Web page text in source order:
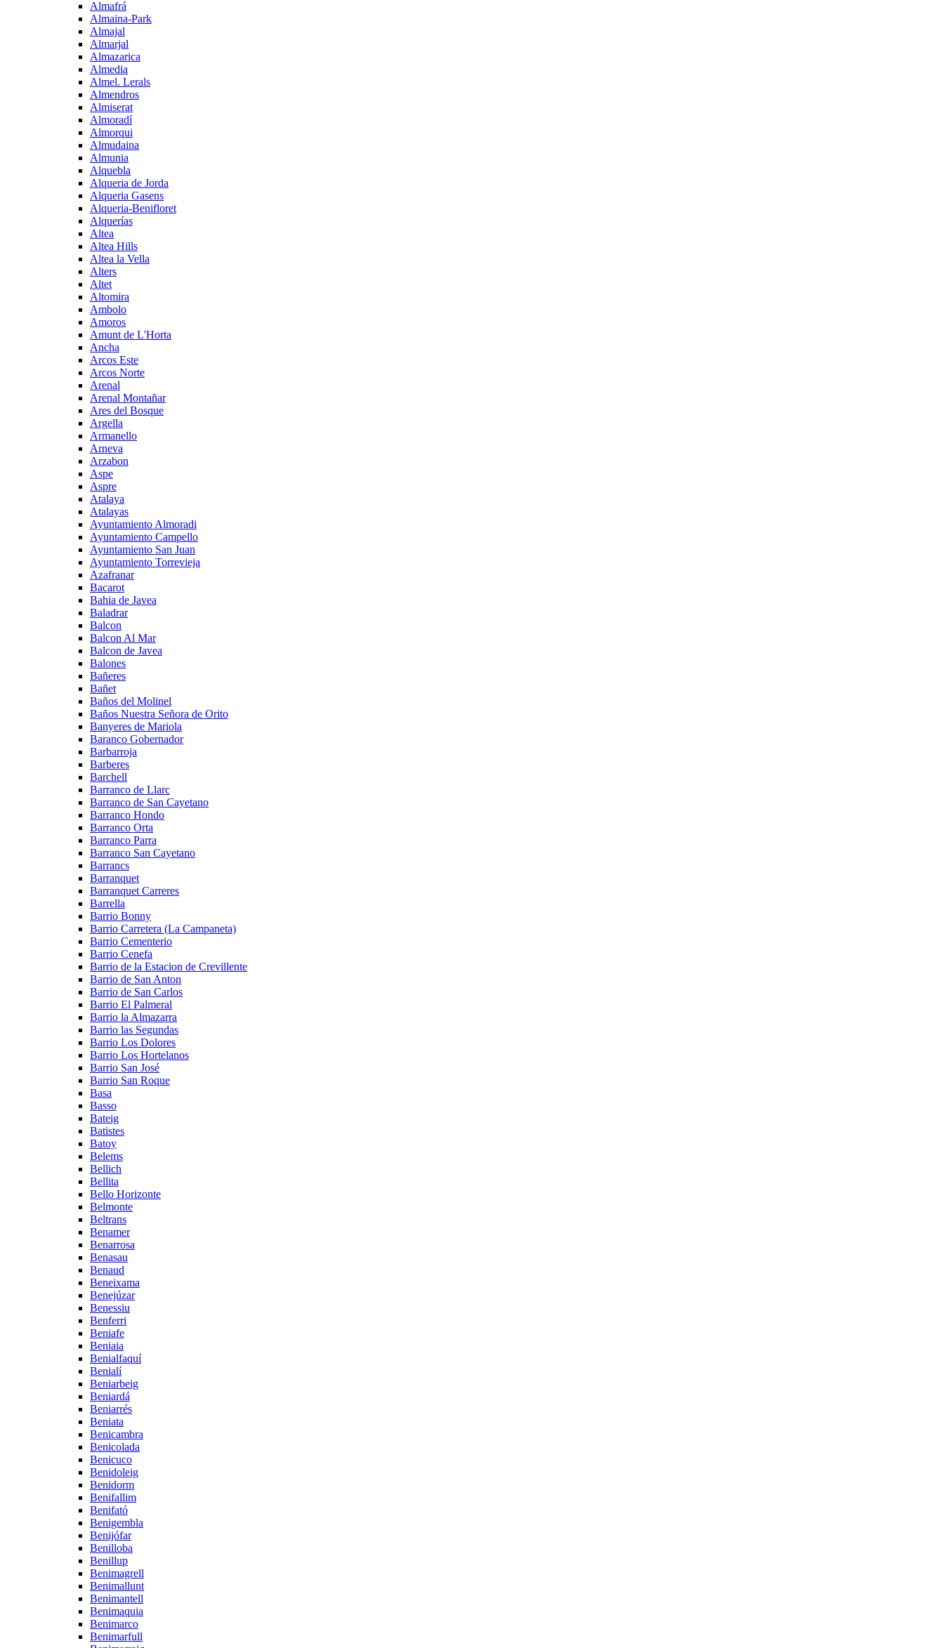
Almafrá
Almaina-Park
Almajal
Almarjal
Almazarica
Almedia
Almel. Lerals
Almendros
Almiserat
Almoradí
Almorqui
Almudaina
Almunia
Alquebla
Alqueria de Jorda
Alqueria Gasens
Alqueria-Benifloret
Alquerías
Altea
Altea Hills
Altea la Vella
Alters
Altet
Altomira
Ambolo
Amoros
Amunt de L'Horta
Ancha
Arcos Este
Arcos Norte
Arenal
Arenal Montañar
Ares del Bosque
Argella
Armanello
Arneva
Arzabon
Aspe
Aspre
Atalaya
Atalayas
Ayuntamiento Almoradi
Ayuntamiento Campello
Ayuntamiento San Juan
Ayuntamiento Torrevieja
Azafranar
Bacarot
Bahia de Javea
Baladrar
Balcon
Balcon Al Mar
Balcon de Javea
Balones
Bañeres
Bañet
Baños del Molinel
Baños Nuestra Señora de Orito
Banyeres de Mariola
Baranco Gobernador
Barbarroja
Barberes
Barchell
Barranco de Llarc
Barranco de San Cayetano
Barranco Hondo
Barranco Orta
Barranco Parra
Barranco San Cayetano
Barrancs
Barranquet
Barranquet Carreres
Barrella
Barrio Bonny
Barrio Carretera (La Campaneta)
Barrio Cementerio
Barrio Cenefa
Barrio de la Estacion de Crevillente
Barrio de San Anton
Barrio de San Carlos
Barrio El Palmeral
Barrio la Almazarra
Barrio las Segundas
Barrio Los Dolores
Barrio Los Hortelanos
Barrio San José
Barrio San Roque
Basa
Basso
Bateig
Batistes
Batoy
Belems
Bellich
Bellita
Bello Horizonte
Belmonte
Beltrans
Benamer
Benarrosa
Benasau
Benaud
Beneixama
Benejúzar
Benessiu
Benferri
Beniafe
Beniaia
Benialfaquí
Benialí
Beniarbeig
Beniardá
Beniarrés
Beniata
Benicambra
Benicolada
Benicuco
Benidoleig
Benidorm
Benifallim
Benifató
Benigembla
Benijófar
Benilloba
Benillup
Benimagrell
Benimallunt
Benimantell
Benimaquia
Benimarco
Benimarfull